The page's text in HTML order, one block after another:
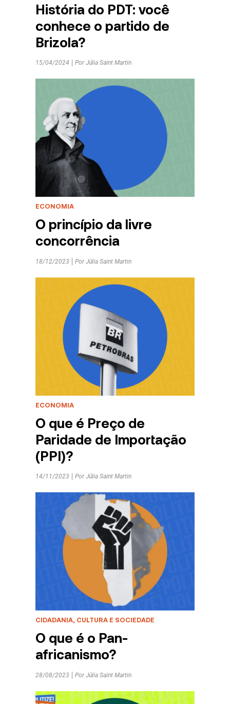
História do PDT: você
conhece o partido de
Brizola?
15/04/2024 Por Júlia Saint Martin
ECONOMIA
O princípio da livre
concorrência
18/12/2023 Por Júlia Saint Martin
ECONOMIA
O que é Preço de
Paridade de Importação
(PPI)?
14/11/2023 Por Júlia Saint Martin
CIDADANIA, CULTURA E SOCIEDADE
O que é o Pan-
africanismo?
28/08/2023 Por Júlia Saint Martin